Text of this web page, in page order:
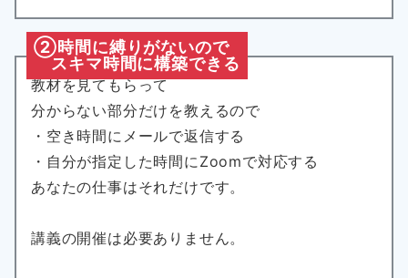
②時間に縛りがないので
スキマ時間に構築できる
教材を見てもらって
分からない部分だけを教えるので
・空き時間にメールで返信する
・自分が指定した時間にZoomで対応する
あなたの仕事はそれだけです。
講義の開催は必要ありません。